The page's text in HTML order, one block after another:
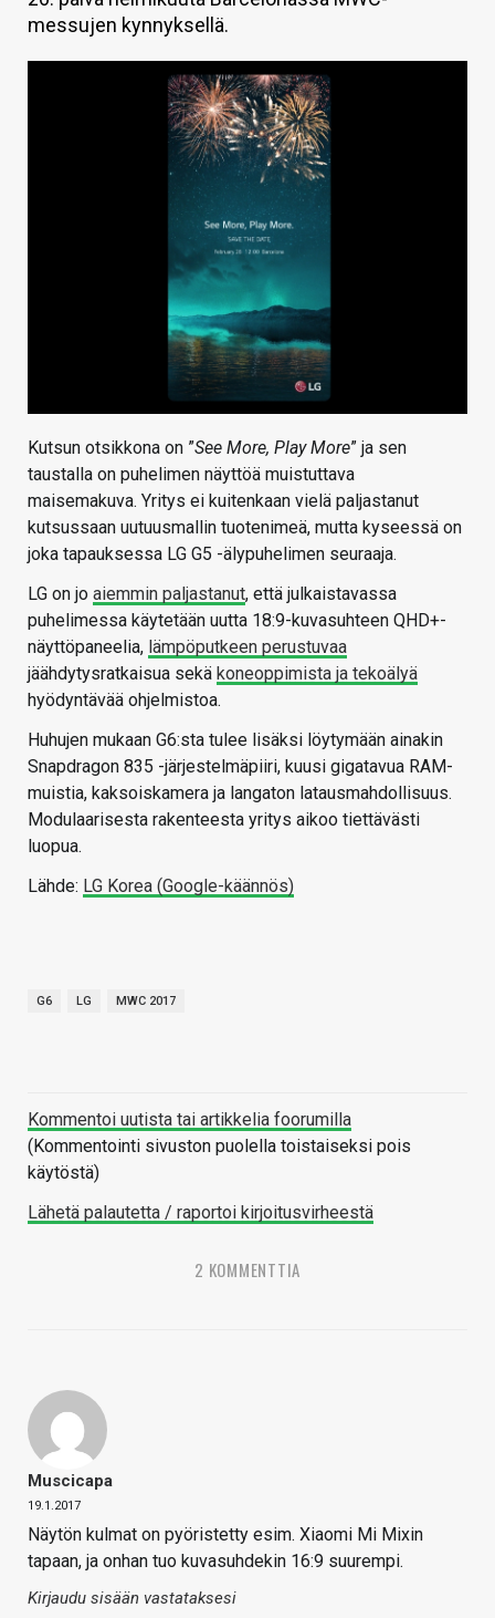
VAIHDA TEEMA
messujen kynnyksellä.
Kutsun otsikkona on ”See More, Play More” ja sen
taustalla on puhelimen näyttöä muistuttava
maisemakuva. Yritys ei kuitenkaan vielä paljastanut
kutsussaan uutuusmallin tuotenimeä, mutta kyseessä on
joka tapauksessa LG G5 -älypuhelimen seuraaja.
LG on jo aiemmin paljastanut, että julkaistavassa
puhelimessa käytetään uutta 18:9-kuvasuhteen QHD+-
näyttöpaneelia, lämpöputkeen perustuvaa
jäähdytysratkaisua sekä koneoppimista ja tekoälyä
hyödyntävää ohjelmistoa.
Huhujen mukaan G6:sta tulee lisäksi löytymään ainakin
Snapdragon 835 -järjestelmäpiiri, kuusi gigatavua RAM-
muistia, kaksoiskamera ja langaton latausmahdollisuus.
Modulaarisesta rakenteesta yritys aikoo tiettävästi
luopua.
Lähde: LG Korea (Google-käännös)
G6 LG MWC 2017
Kommentoi uutista tai artikkelia foorumilla
(Kommentointi sivuston puolella toistaiseksi pois
käytöstä)
Lähetä palautetta / raportoi kirjoitusvirheestä
2 KOMMENTTIA
Muscicapa
19.1.2017
Näytön kulmat on pyöristetty esim. Xiaomi Mi Mixin
tapaan, ja onhan tuo kuvasuhdekin 16:9 suurempi.
Kirjaudu sisään vastataksesi